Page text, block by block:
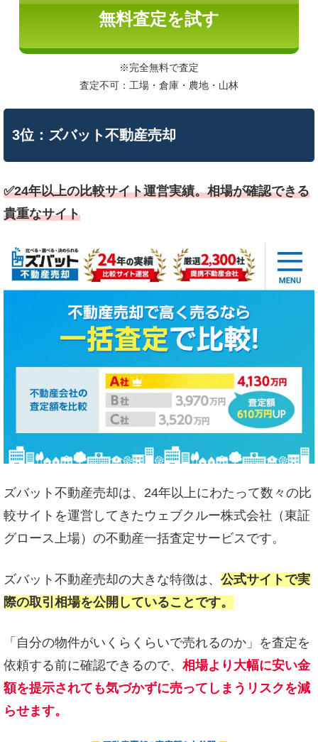
無料査定を試す
※完全無料で査定
査定不可：工場・倉庫・農地・山林
3位：ズバット不動産売却
✅️24年以上の比較サイト運営実績。相場が確認できる
貴重なサイト
ズバット不動産売却は、24年以上にわたって数々の比
較サイトを運営してきたウェブクルー株式会社（東証
グロース上場）の不動産一括査定サービスです。
ズバット不動産売却の大きな特徴は、 公式サイトで実
際の取引相場を公開していることです。
「自分の物件がいくらくらいで売れるのか」を査定を
依頼する前に確認できるので、 相場より大幅に安い金
額を提示されても気づかずに売ってしまうリスクを減
らせます。